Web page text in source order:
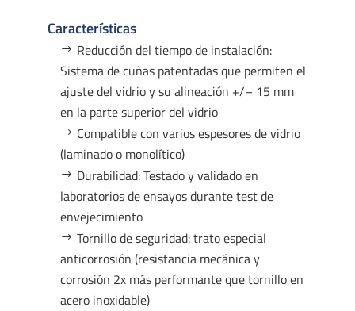
Características
Reducción del tiempo de instalación:
Sistema de cuñas patentadas que permiten el
ajuste del vidrio y su alineación +/– 15 mm
en la parte superior del vidrio
Compatible con varios espesores de vidrio
(laminado o monolítico)
Durabilidad: Testado y validado en
laboratorios de ensayos durante test de
envejecimiento
Tornillo de seguridad: trato especial
anticorrosión (resistancia mecánica y
corrosión 2x más performante que tornillo en
acero inoxidable)